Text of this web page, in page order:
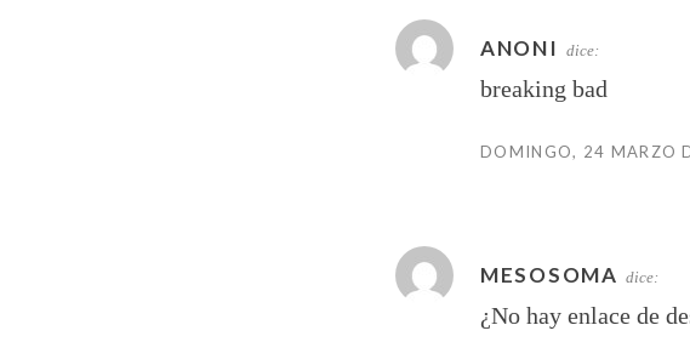
ANONI dice:
breaking bad
DOMINGO, 24 MARZO
MESOSOMA dice:
¿No hay enlace de